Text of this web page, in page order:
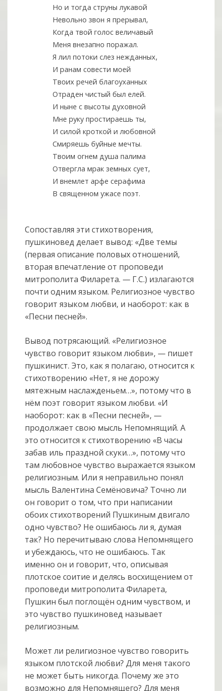
Но и тогда струны лукавой
Невольно звон я прерывал,
Когда твой голос величавый
Меня внезапно поражал.
Я лил потоки слез нежданных,
И ранам совести моей
Твоих речей благоуханных
Отраден чистый был елей.
И ныне с высоты духовной
Мне руку простираешь ты,
И силой кроткой и любовной
Смиряешь буйные мечты.
Твоим огнем душа палима
Отвергла мрак земных сует,
И внемлет арфе серафима
В священном ужасе поэт.
Сопоставляя эти стихотворения,
пушкиновед делает вывод: «Две темы
(первая описание половых отношений,
вторая впечатление от проповеди
митрополита Филарета. — Г.С.) излагаются
почти одним языком. Религиозное чувство
говорит языком любви, и наоборот: как в
«Песни песней».
Вывод потрясающий. «Религиозное
чувство говорит языком любви», — пишет
пушкинист. Это, как я полагаю, относится к
стихотворению «Нет, я не дорожу
мятежным наслажденьем…», потому что в
нём поэт говорит языком любви. «И
наоборот: как в «Песни песней», —
продолжает свою мысль Непомнящий. А
это относится к стихотворению «В часы
забав иль праздной скуки…», потому что
там любовное чувство выражается языком
религиозным. Или я неправильно понял
мысль Валентина Семёновича? Точно ли
он говорит о том, что при написании
обоих стихотворений Пушкиным двигало
одно чувство? Не ошибаюсь ли я, думая
так? Но перечитываю слова Непомнящего
и убеждаюсь, что не ошибаюсь. Так
именно он и говорит, что, описывая
плотское соитие и делясь восхищением от
проповеди митрополита Филарета,
Пушкин был поглощён одним чувством, и
это чувство пушкиновед называет
религиозным.
Может ли религиозное чувство говорить
языком плотской любви? Для меня такого
не может быть никогда. Почему же это
возможно для Непомнящего? Для меня